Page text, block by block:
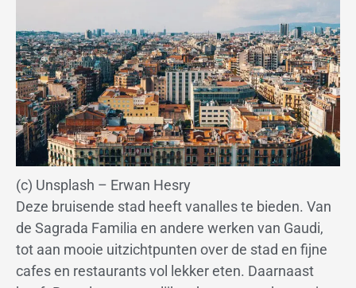
(c) Unsplash – Erwan Hesry
Deze bruisende stad heeft vanalles te bieden. Van
de Sagrada Familia en andere werken van Gaudi,
tot aan mooie uitzichtpunten over de stad en fijne
cafes en restaurants vol lekker eten. Daarnaast